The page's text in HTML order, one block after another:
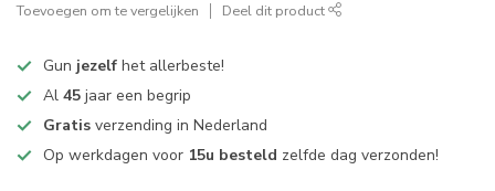
Toevoegen om te vergelijken Deel dit product
Gun jezelf het allerbeste!
Al 45 jaar een begrip
Gratis verzending in Nederland
Op werkdagen voor 15u besteld zelfde dag verzonden!